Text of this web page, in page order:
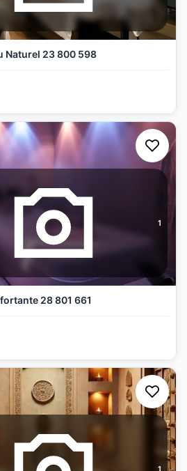
Beauté et Relaxation au Naturel 23 800 598
1
Séance Chaleur Réconfortante 28 801 661
1